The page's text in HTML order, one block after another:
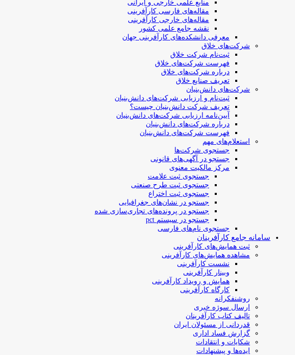
منابع علمی خارجی و ایرانی
مقاله‌های فارسی کارآفرینی
مقاله‌های خارجی کارآفرینی
نقشه جامع علمی کشور
معرفی دانشکده‌های کارآفرینی جهان
شرکت‌های خلاق
ثبت‌نام شرکت خلاق
فهرست شرکت‌های خلاق
درباره شرکت‌های خلاق
تعریف صنایع خلاق
شرکت‌های دانش‌بنیان
ثبت‌نام و ارزیابی شرکت‌های دانش‌بنیان
تعریف شرکت دانش‌بنیان چیست؟
آیین‌نامه ارزیابی شرکت‌های دانش‌بنیان
درباره شرکت‌های دانش‌بنیان
فهرست شرکت‌های دانش‌بنیان
استعلام‌های مهم
جستجوی شرکت‌ها
جستجو در آگهی‌های قانونی
مرکز مالکیت معنوی
جستجوی ثبت علامت
جستجوی ثبت طرح صنعتی
جستجوی ثبت اختراع
جستجو در نشان‌های جغرافیایی
جستجو در پرونده‌های تجاری‌سازی شده
جستجو در سیستم pct
جستجوی نام‌های فارسی
سامانه جامع کارآفرینان
ثبت همایش‌های کارآفرینی
مشاهده همایش‌های کارآفرینی
نشست کارآفرینی
وبینار کارآفرینی
همایش و رویداد کارآفرینی
کارگاه کارآفرینی
روشنفکرانه
ارسال سوژه‌ خبری
تالیف کتاب کارآفرینان
قدردانی از مسئولان ایران
گزارش فساد اداری
شکایات و انتقادات
ایده‌ها و پیشنهادات